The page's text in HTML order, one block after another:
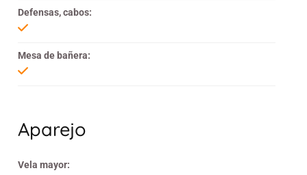
Defensas, cabos:
Mesa de bañera:
Aparejo
Vela mayor: